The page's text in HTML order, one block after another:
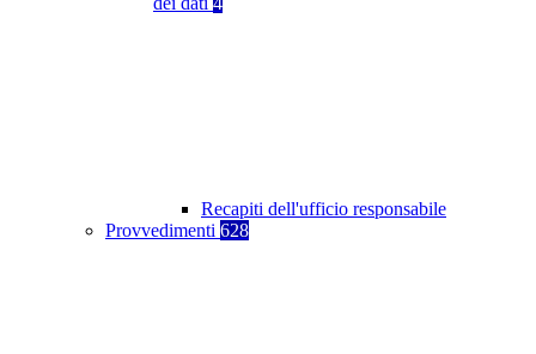
Recapiti dell'ufficio responsabile
Provvedimenti 628